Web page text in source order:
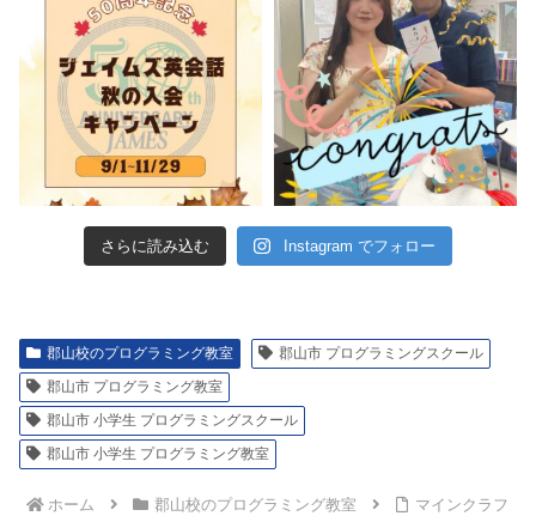
さらに読み込む Instagram でフォロー
郡山校のプログラミング教室
郡山市 プログラミングスクール
郡山市 プログラミング教室
郡山市 小学生 プログラミングスクール
郡山市 小学生 プログラミング教室
ホーム 郡山校のプログラミング教室
マインクラフ